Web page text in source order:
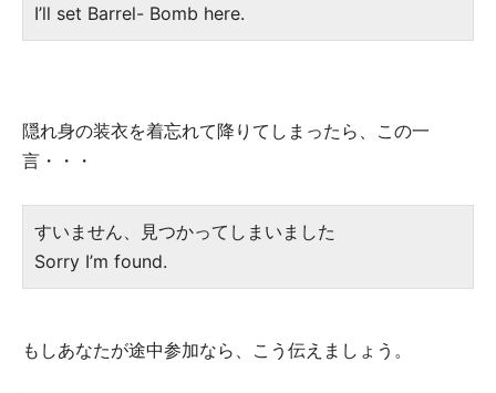
I’ll set Barrel- Bomb here.
隠れ身の装衣を着忘れて降りてしまったら、この一
言・・・
すいません、見つかってしまいました
Sorry I’m found.
もしあなたが途中参加なら、こう伝えましょう。